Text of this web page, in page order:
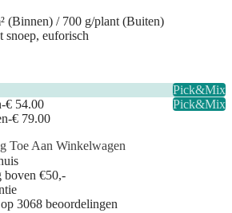
(Binnen) / 700 g/plant (Buiten)
snoep, euforisch
Pick&Mix
-€ 54.00
Pick&Mix
-€ 79.00
Toe Aan Winkelwagen
boven €50,-
3068 beoordelingen